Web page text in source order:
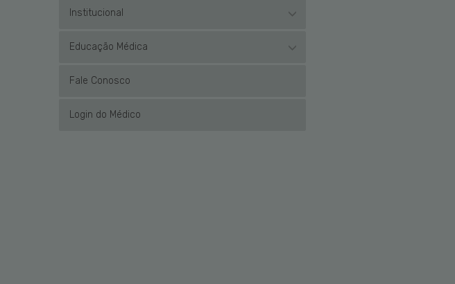
Institucional
Educação Médica
Fale Conosco
Login do Médico